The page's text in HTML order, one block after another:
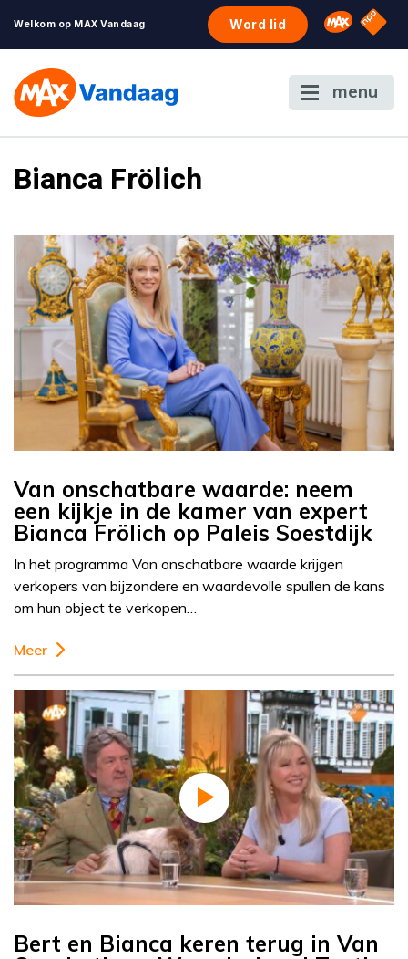
Welkom op MAX Vandaag Word lid Omroep
NPO
menu
Bianca Frölich
Van onschatbare waarde: neem
een kijkje in de kamer van expert
Bianca Frölich op Paleis Soestdijk
In het programma Van onschatbare waarde krijgen
verkopers van bijzondere en waardevolle spullen de kans
om hun object te verkopen…
Meer
Bert en Bianca keren terug in Van